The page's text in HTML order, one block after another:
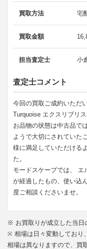
買取方法 宅
買取金額
担当査定士 小
査定士コメント
今回の買取ご成約いただ
Turquoise エクスリブリ
お品物の状態は中古品で
ようで大切にされていた
様に満足していただける
た。
モードスケープでは、
が経過したもの、使い込
度ご相談くださいませ。
※ お買取りが成立した当日
※ 相場は日々変動しており
相場は異なりますので、買